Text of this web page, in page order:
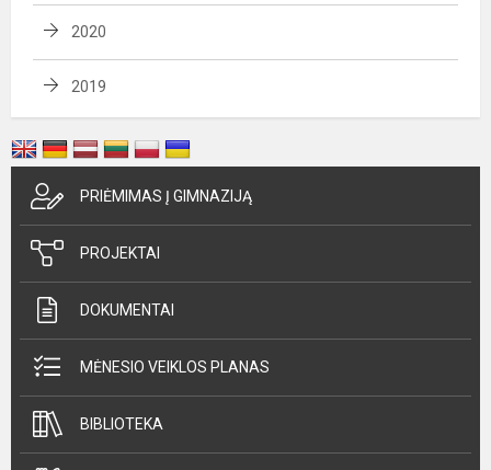
2020
2019
PRIĖMIMAS Į GIMNAZIJĄ
PROJEKTAI
DOKUMENTAI
MĖNESIO VEIKLOS PLANAS
BIBLIOTEKA